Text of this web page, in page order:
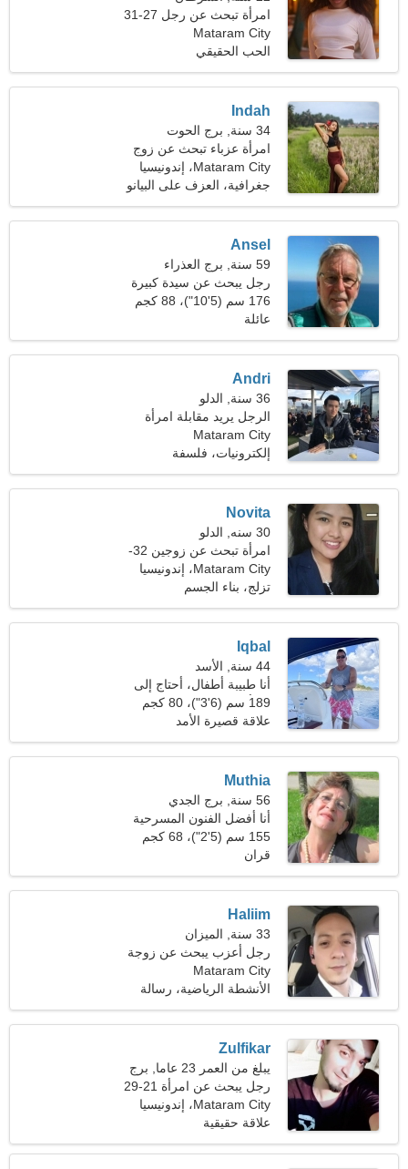
امرأة تبحث عن رجل 27-31
Mataram City
الحب الحقيقي
Indah
34 سنة, برج الحوت
امرأة عزباء تبحث عن زوج
Mataram City، إندونيسيا
جغرافية، العزف على البيانو
Ansel
59 سنة, برج العذراء
رجل يبحث عن سيدة كبيرة
51-54
176 سم (5'10")، 88 كجم
(194 رطلا)
عائلة
Andri
36 سنة, الدلو
الرجل يريد مقابلة امرأة
Mataram City
إلكترونيات، فلسفة
Novita
30 سنه, الدلو
امرأة تبحث عن زوجين 32-
39
Mataram City، إندونيسيا
تزلج، بناء الجسم
Iqbal
44 سنة, الأسد
أنا طبيبة أطفال، أحتاج إلى
امرأة ساحرة
189 سم (6'3")، 80 كجم
(176 رطلا)
علاقة قصيرة الأمد
Muthia
56 سنة, برج الجدي
أنا أفضل الفنون المسرحية
والمشي في الهواء الطلق
155 سم (5'2")، 68 كجم
(149 رطلا)
قران
Haliim
33 سنة, الميزان
رجل أعزب يبحث عن زوجة
23-31
Mataram City
الأنشطة الرياضية، رسالة
Zulfikar
يبلغ من العمر 23 عاما, برج
الحوت
رجل يبحث عن امرأة 21-29
Mataram City، إندونيسيا
علاقة حقيقية